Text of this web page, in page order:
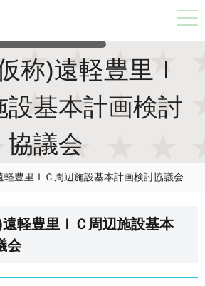
称)遠軽豊里Ｉ
設基本計画検討
協議会
軽豊里ＩＣ周辺施設基本計画検討協議会
軽豊里ＩＣ周辺施設基本
会